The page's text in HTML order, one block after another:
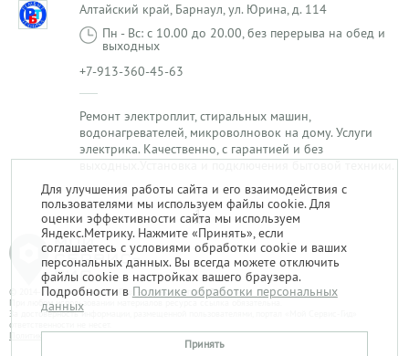
Алтайский край, Барнаул, ул. Юрина, д. 114
Пн - Вс: с 10.00 до 20.00, без перерыва на обед и
выходных
+7-913-360-45-63
Ремонт электроплит, стиральных машин,
водонагревателей, микроволновок на дому. Услуги
электрика. Качественно, с гарантией и без
1
© 2014-2026. «Мой Сервис-Гид» – проект группы «Текарт».
При любом использовании материалов ресурса ссылка обязательна.
За достоверность информации, размещенной пользователями, портал «Мой Сервис-Гид»
ответственности не несет.
Политика в отношении обработки персональных данных
Для улучшения работы сайта и его взаимодействия с
пользователями мы используем файлы cookie. Для
оценки эффективности сайта мы используем
Яндекс.Метрику. Нажмите «Принять», если
соглашаетесь с условиями обработки cookie и ваших
персональных данных. Вы всегда можете отключить
файлы cookie в настройках вашего браузера.
Подробности в Политике обработки персональных
данных
Принять